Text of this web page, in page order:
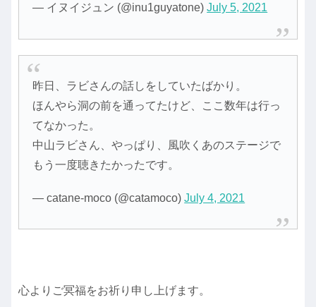
— イヌイジュン (@inu1guyatone)July 5, 2021
昨日、ラビさんの話しをしていたばかり。
ほんやら洞の前を通ってたけど、ここ数年は行っ
てなかった。
中山ラビさん、やっぱり、風吹くあのステージで
もう一度聴きたかったです。
— catane-moco (@catamoco)July 4, 2021
心よりご冥福をお祈り申し上げます。